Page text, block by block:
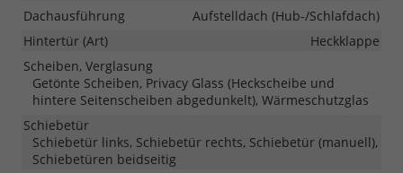
Dachausführung
Aufstelldach (Hub-/Schlafdach)
Hintertür (Art)
Heckklappe
Scheiben, Verglasung
Getönte Scheiben, Privacy Glass (Heckscheibe und
hintere Seitenscheiben abgedunkelt), Wärmeschutzglas
Schiebetür
Schiebetür links, Schiebetür rechts, Schiebetür (manuell),
Schiebetüren beidseitig